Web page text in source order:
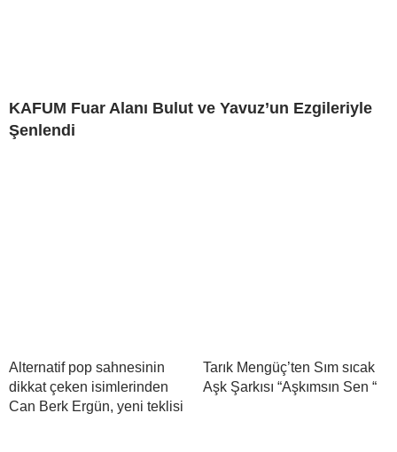
KAFUM Fuar Alanı Bulut ve Yavuz’un Ezgileriyle
Şenlendi
Alternatif pop sahnesinin
dikkat çeken isimlerinden
Can Berk Ergün, yeni teklisi
Tarık Mengüç’ten Sım sıcak
Aşk Şarkısı “Aşkımsın Sen “